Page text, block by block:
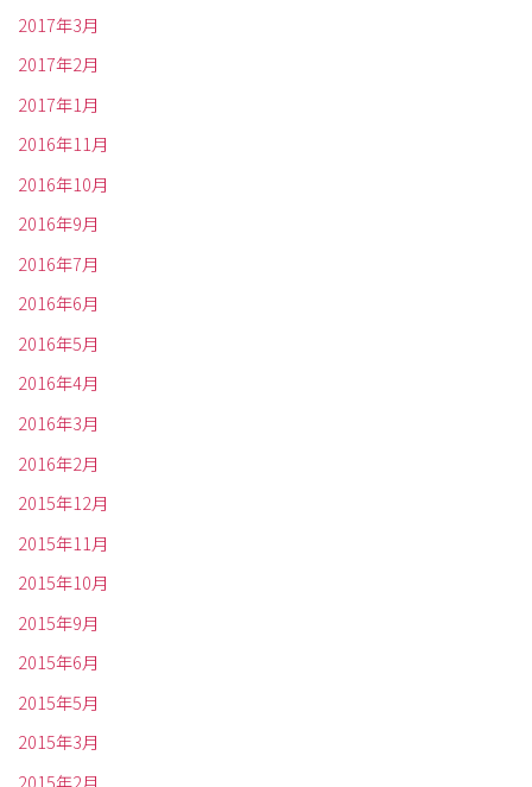
2017年3月
2017年2月
2017年1月
2016年11月
2016年10月
2016年9月
2016年7月
2016年6月
2016年5月
2016年4月
2016年3月
2016年2月
2015年12月
2015年11月
2015年10月
2015年9月
2015年6月
2015年5月
2015年3月